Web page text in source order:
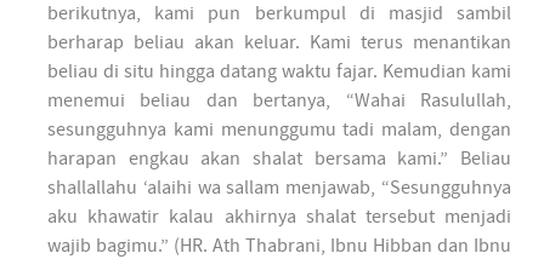
berikutnya, kami pun berkumpul di masjid sambil
berharap beliau akan keluar. Kami terus menantikan
beliau di situ hingga datang waktu fajar. Kemudian kami
menemui beliau dan bertanya, “Wahai Rasulullah,
sesungguhnya kami menunggumu tadi malam, dengan
harapan engkau akan shalat bersama kami.” Beliau
shallallahu ‘alaihi wa sallam menjawab, “Sesungguhnya
aku khawatir kalau akhirnya shalat tersebut menjadi
wajib bagimu.” (HR. Ath Thabrani, Ibnu Hibban dan Ibnu